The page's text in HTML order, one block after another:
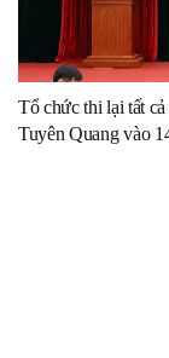
Tổ chức thi lại tất
Tuyên Quang vào